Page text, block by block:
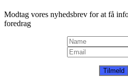
Modtag vores nyhedsbrev for at få
foredrag
Tilmeld